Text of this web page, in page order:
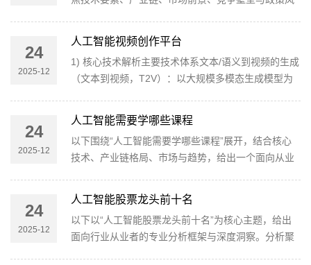
台，提供算力与数据资
的区间化判断，尽量给出数据化的框架与驱动因素。
一、核心技术解析：AI训练师在“数据驱动训练”中的角
色与方法论角色定
24
2025-12
人工智能视频创作平台
1) 核心技术解析主要技术体系文本/语义到视频的生成
（文本到视频，T2V）：以大规模多模态生成模型为
自动化产出。时序一致性与运动建模：解决跨帧一致
性、角色动作自然化、背景动态的一致性等难题，常
用方法包括分阶段生
24
2025-12
人工智能需要学哪些课程
以下围绕“人工智能需要学哪些课程”展开，结合核心
技术、产业链格局、市场与趋势，给出一个面向从业
趋势，力求在深度与可操作性之间取得平衡。一、核
心技术解析：AI学习的知识体系要点1) 数学与编程基
础（基础必修）数学
24
2025-12
人工智能股票龙头前十名
以下以“人工智能股票龙头前十名”为核心主题，给出
面向行业从业者的专业分析框架与深度洞察。分析聚